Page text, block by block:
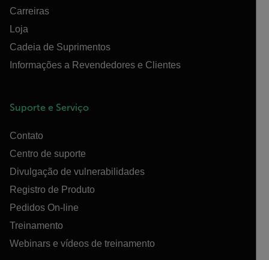
Carreiras
Loja
Cadeia de Suprimentos
Informações a Revendedores e Clientes
Suporte e Serviço
Contato
Centro de suporte
Divulgação de vulnerabilidades
Registro de Produto
Pedidos On-line
Treinamento
Webinars e vídeos de treinamento